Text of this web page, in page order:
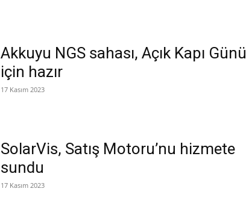
Akkuyu NGS sahası, Açık Kapı Günü
için hazır
17 Kasım 2023
SolarVis, Satış Motoru’nu hizmete
sundu
17 Kasım 2023